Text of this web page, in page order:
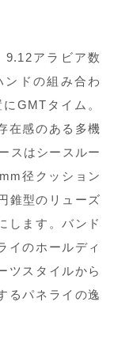
9.12アラビア数
ドの組み合わ
GMTタイム。
在感のある多機
スはシースルー
径クッション
錐型のリューズ
します。バンド
イのホールディ
ツスタイルから
るパネライの逸